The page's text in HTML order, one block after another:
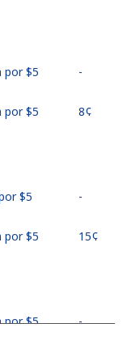
por ⁦$5⁩ -
por ⁦$5⁩ ⁦8¢⁩
⁦$5⁩ -
por ⁦$5⁩ ⁦15¢⁩
por ⁦$5⁩ -